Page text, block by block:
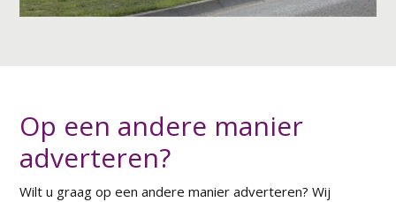
Op een andere manier
adverteren?
Wilt u graag op een andere manier adverteren? Wij